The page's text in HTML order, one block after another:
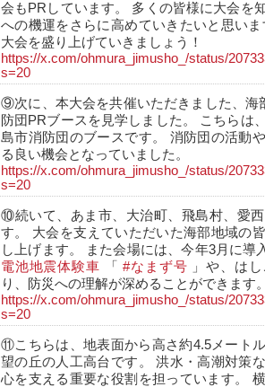
会もPRしています。 多くの皆様に大会を
への機運をさらに高めていきたいと思い
大会を盛り上げていきましょう！
https://x.com/ohmura_jimusho_/status/
s=20
⑨次に、本大会を共催いただきました、海
防団PRブースを見学しました。 こちらは
島市消防団のブースです。 消防団の活動
る良い機会となっていました。
https://x.com/ohmura_jimusho_/status/
s=20
⑩続いて、あま市、大治町、飛島村、愛
す。 大会を支えていただいた海部地域の
し上げます。 また会場には、今年3月に導
電池地震体験車 「#なまず号 」や、は
り、防災への理解が深めることができます
https://x.com/ohmura_jimusho_/status/
s=20
⑪こちらは、地表面から高さ約4.5メート
望の丘の人工高台です。 洪水・高潮対策
心を支える重要な役割を担っています。